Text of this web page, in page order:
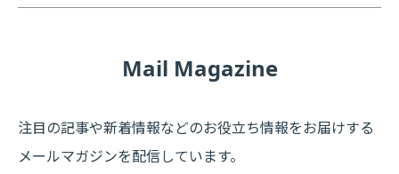
Mail Magazine
注目の記事や新着情報などのお役立ち情報をお届けする
メールマガジンを配信しています。